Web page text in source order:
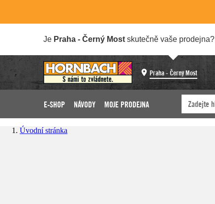
Je Praha - Černý Most skutečně vaše prodejna?
Praha - Černý Most
E-SHOP NÁVODY MOJE PRODEJNA
Úvodní stránka